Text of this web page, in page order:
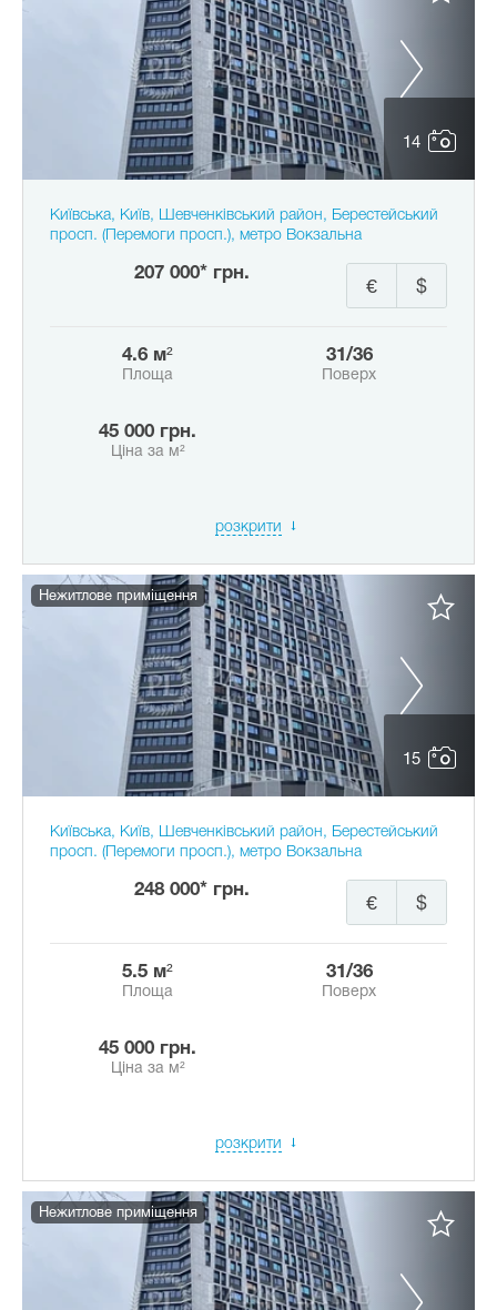
14
Київська, Київ, Шевченківський район, Берестейський
просп. (Перемоги просп.), метро Вокзальна
207 000* грн.
$
€
4.6 м²
Площа
31/36
Поверх
45 000 грн.
Ціна за м²
розкрити
15
Нежитлове приміщення
Київська, Київ, Шевченківський район, Берестейський
просп. (Перемоги просп.), метро Вокзальна
248 000* грн.
$
€
5.5 м²
Площа
31/36
Поверх
45 000 грн.
Ціна за м²
розкрити
Нежитлове приміщення